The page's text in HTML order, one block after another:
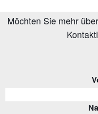
Möchten Sie mehr